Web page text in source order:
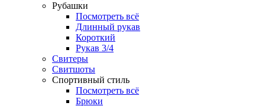
Рубашки
Посмотреть всё
Длинный рукав
Короткий
Рукав 3/4
Свитеры
Свитшоты
Спортивный стиль
Посмотреть всё
Брюки